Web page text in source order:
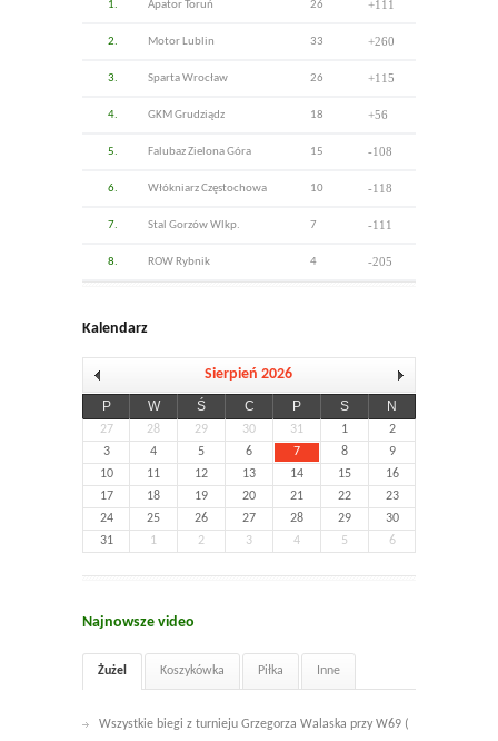
1. Apator Toruń 26 +111
2. Motor Lublin 33 +260
3. Sparta Wrocław 26 +115
4. GKM Grudziądz 18 +56
5. Falubaz Zielona Góra 15 -108
6. Włókniarz Częstochowa 10 -118
7. Stal Gorzów Wlkp. 7 -111
8. ROW Rybnik 4 -205
Kalendarz
Sierpień 2026
P W Ś C P S N
27 28 29 30 31 1
2
3
4 5 6 7 8
9
10
11 12 13 14 15
16
17
18 19 20 21 22
23
24
25 26 27 28 29
30
31
1 2 3 4 5 6
Najnowsze video
Żużel Koszykówka Piłka Inne
Wszystkie biegi z turnieju Grzegorza Walaska przy W69 (